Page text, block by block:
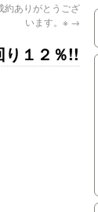
約ありがとうござ
います。※ →
１２％!!